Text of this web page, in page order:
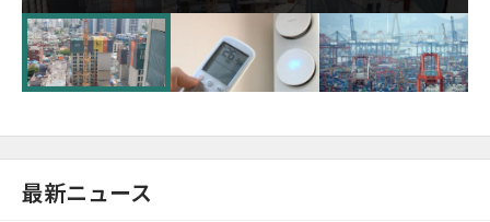
超が「ゾンビ企業」に…5年で2.8倍増
最新ニュース